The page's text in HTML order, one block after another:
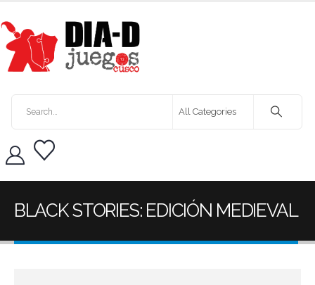
BLACK STORIES: EDICIÓN MEDIEVAL